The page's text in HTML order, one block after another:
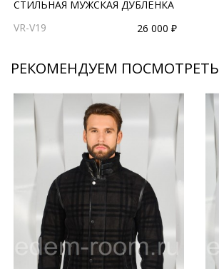
СТИЛЬНАЯ МУЖСКАЯ ДУБЛЁНКА
VR-V19
26 000 ₽
РЕКОМЕНДУЕМ ПОСМОТРЕТЬ